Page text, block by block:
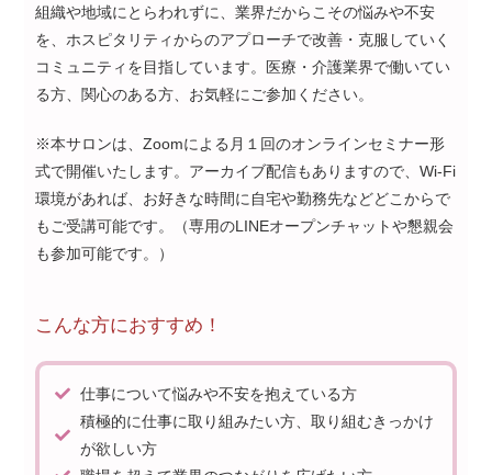
組織や地域にとらわれずに、業界だからこその悩みや不安
を、ホスピタリティからのアプローチで改善・克服していく
コミュニティを目指しています。医療・介護業界で働いてい
る方、関心のある方、お気軽にご参加ください。
※本サロンは、Zoomによる月１回のオンラインセミナー形
式で開催いたします。アーカイブ配信もありますので、Wi-Fi
環境があれば、お好きな時間に自宅や勤務先などどこからで
もご受講可能です。（専用のLINEオープンチャットや懇親会
も参加可能です。）
こんな方におすすめ！
仕事について悩みや不安を抱えている方
積極的に仕事に取り組みたい方、取り組むきっかけ
が欲しい方